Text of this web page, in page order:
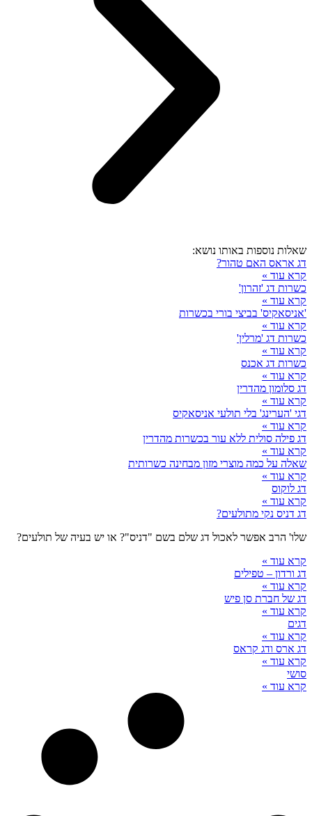
שאלות נוספות באותו נושא:
דג אראס האם טהור?
קרא עוד »
כשרות דג 'זהרון'
קרא עוד »
'אניסאקיס' בביצי בורי בכשרות
קרא עוד »
כשרות דג 'מרלין'
קרא עוד »
כשרות דג אכנס
קרא עוד »
דג סלומון מהדרין
קרא עוד »
דגי 'הערינג' בלי תולעי אניסאקיס
קרא עוד »
דג פילה סולית ללא עור בכשרות מהדרין
קרא עוד »
שאלה על כמה מוצרי מזון מבחינה כשרותית
קרא עוד »
דג לוקוס
קרא עוד »
דג דניס נקי מתולעים?
שלו' הרב אפשר לאכול דג שלם בשם "דניס"? או יש בעיה של תולעים?
קרא עוד »
דג ורדון – טפילים
קרא עוד »
דג של חברת סן פיש
קרא עוד »
דגים
קרא עוד »
דג ארס ודג קראס
קרא עוד »
סושי
קרא עוד »